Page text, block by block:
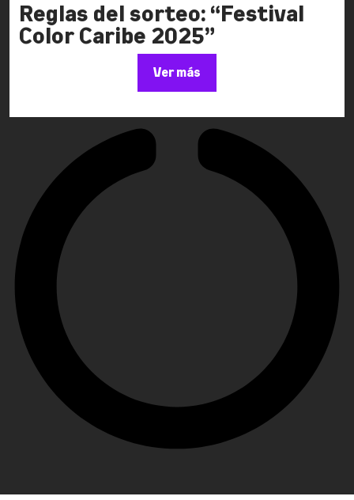
Reglas del sorteo: “Festival
Color Caribe 2025”
Ver más